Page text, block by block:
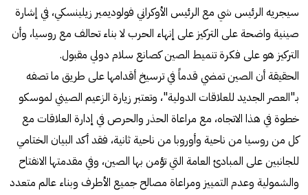
سيجريه الرئيس شي مع الرئيس الأوكراني فولوديمير زيلينسكي، في إشارة
صينية واضحة على التركيز على إنهاء الحرب لا بناء تحالف مع روسيا، وأن
التركيز هو على فكرة تنميط الصين كصانع سلام دولي مقبول.
الحقيقة أن الصين تمضي قدماً في ترسيخ أقدامها على طريق ما تصفه
بـ"العصر الجديد للعلاقات الدولية"، وتعتبر زيارة الزعيم الصيني لموسكو
خطوة في هذا الاتجاه، مع مراعاة الحذر والحرص في إدارة العلاقات مع
كل من روسيا من ناحية وأوروبا من ناحية ثانية، فقد أكد البيان الختامي
للجانبين على المبادئ العامة التي تؤمن بها الصين، وفي مقدمتها الانفتاح
والشمولية وعدم التمييز ومراعاة مصالح جميع الأطرف وبناء عالم متعدد